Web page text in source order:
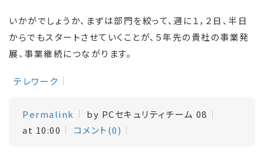
いかがでしょうか、まずは部門を絞って、週に１，２日、半日
からでもスタートさせていくことが、５年先の貴社の事業発
展、事業継続につながります。
テレワーク
Permalink
by PCセキュリティチーム 08
at 10:00
コメント(0)